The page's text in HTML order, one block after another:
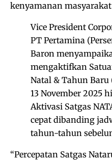
kenyamanan
Vice President
PT Pertamina
Baron
mengaktifkan
Natal & Tahun Baru
13 November 2025
Aktivasi Satgas
cepat dibanding
tahun-tahun
“Percepatan Satgas